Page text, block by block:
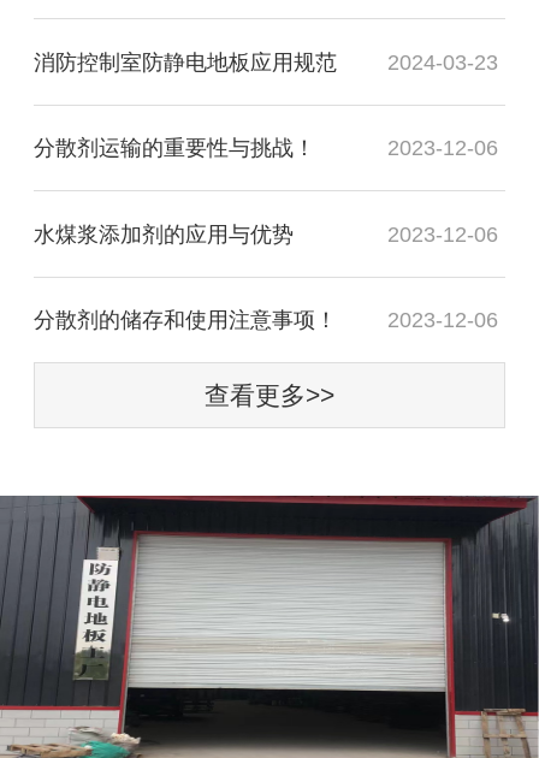
消防控制室防静电地板应用规范 2024-03-23
分散剂运输的重要性与挑战！ 2023-12-06
水煤浆添加剂的应用与优势 2023-12-06
分散剂的储存和使用注意事项！ 2023-12-06
查看更多>>